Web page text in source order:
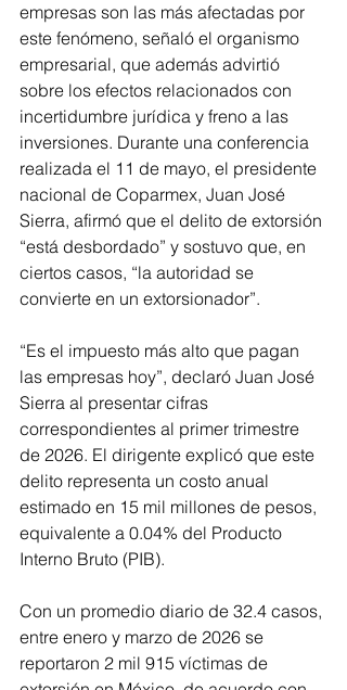
empresas son las más afectadas por
este fenómeno, señaló el organismo
empresarial, que además advirtió
sobre los efectos relacionados con
incertidumbre jurídica y freno a las
inversiones. Durante una conferencia
realizada el 11 de mayo, el presidente
nacional de Coparmex, Juan José
Sierra, afirmó que el delito de extorsión
“está desbordado” y sostuvo que, en
ciertos casos, “la autoridad se
convierte en un extorsionador”.
“Es el impuesto más alto que pagan
las empresas hoy”, declaró Juan José
Sierra al presentar cifras
correspondientes al primer trimestre
de 2026. El dirigente explicó que este
delito representa un costo anual
estimado en 15 mil millones de pesos,
equivalente a 0.04% del Producto
Interno Bruto (PIB).
Con un promedio diario de 32.4 casos,
entre enero y marzo de 2026 se
reportaron 2 mil 915 víctimas de